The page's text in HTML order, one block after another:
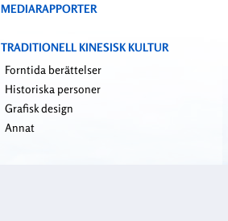
MEDIARAPPORTER
TRADITIONELL KINESISK KULTUR
Forntida berättelser
Historiska personer
Grafisk design
Annat